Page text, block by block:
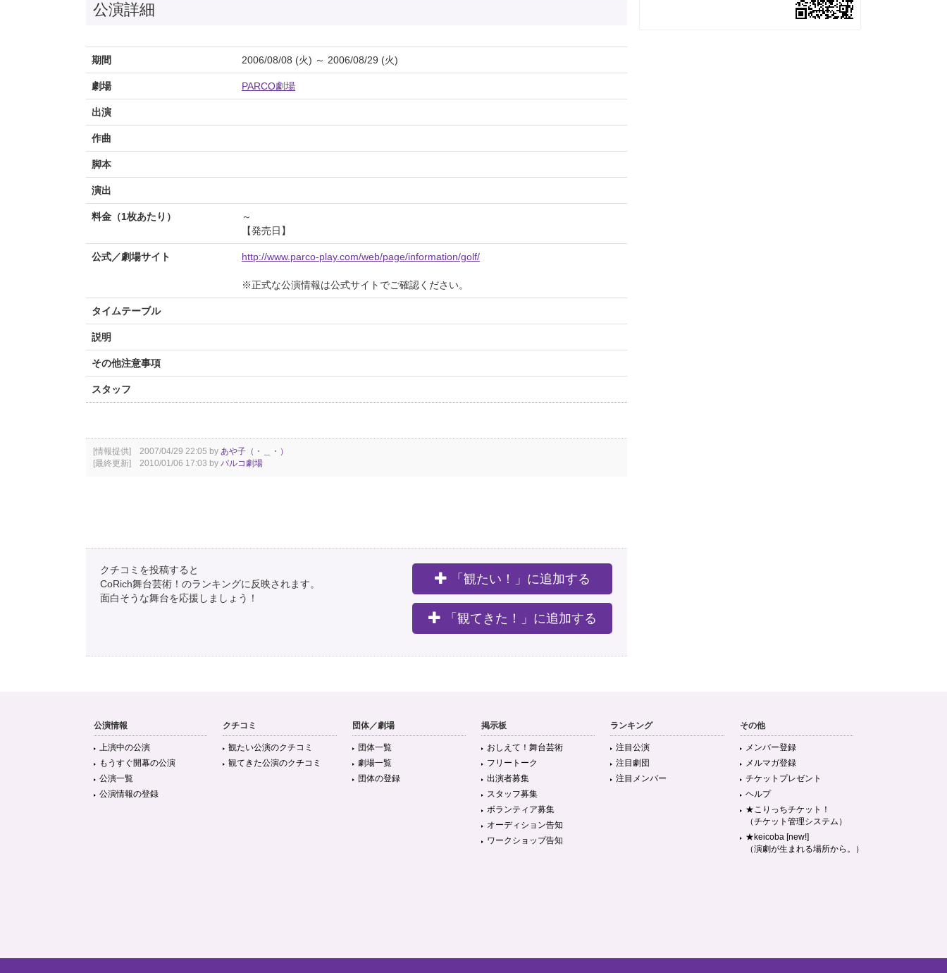
公演詳細
期間 2006/08/08 (火) ～ 2006/08/29 (火)
劇場 PARCO劇場
出演
作曲
脚本
演出
料金（1枚あたり）
～
【発売日】
公式／劇場サイト http://www.parco-play.com/web/page/information/golf/
※正式な公演情報は公式サイトでご確認ください。
タイムテーブル
説明
その他注意事項
スタッフ
[情報提供] 2007/04/29 22:05 by あや子（・＿・）
[最終更新] 2010/01/06 17:03 by パルコ劇場
クチコミを投稿すると
CoRich舞台芸術！のランキングに反映されます。
面白そうな舞台を応援しましょう！
「観たい！」に追加する
「観てきた！」に追加する
公演情報
上演中の公演
もうすぐ開幕の公演
公演一覧
公演情報の登録
クチコミ
観たい公演のクチコミ
観てきた公演のクチコミ
団体／劇場
団体一覧
劇場一覧
団体の登録
掲示板
おしえて！舞台芸術
フリートーク
出演者募集
スタッフ募集
ボランティア募集
オーディション告知
ワークショップ告知
ランキング
注目公演
注目劇団
注目メンバー
その他
メンバー登録
メルマガ登録
チケットプレゼント
ヘルプ
★こりっちチケット！
（チケット管理システム）
★keicoba [new!]
（演劇が生まれる場所から。）